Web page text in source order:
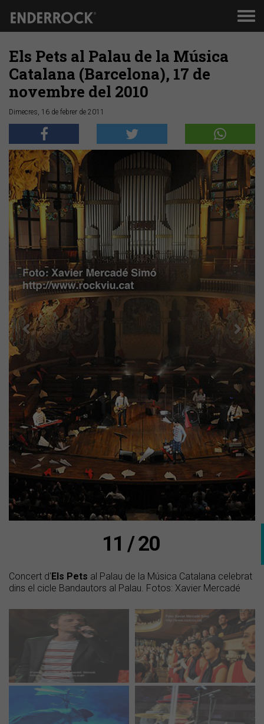
Els Pets al Palau de la Música
Catalana (Barcelona), 17 de
novembre del 2010
Dimecres, 16 de febrer de 2011
Anterior
11 / 20
Concert d' Els Pets al Palau de la Música Catalana celebrat
dins el cicle Bandautors al Palau. Fotos: Xavier Mercadé